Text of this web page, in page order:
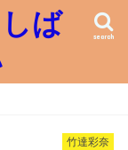
ば
search
竹達彩奈